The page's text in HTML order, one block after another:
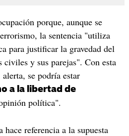
porque, aunque se
la sentencia "utiliza
para justificar la gravedad del
y sus parejas". Con esta
se podría estar
a la libertad de
política".
referencia a la supuesta